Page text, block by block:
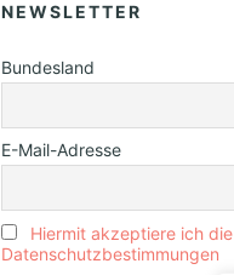
NEWSLETTER
Bundesland
E-Mail-Adresse
Hiermit akzeptiere ich die
Datenschutzbestimmungen